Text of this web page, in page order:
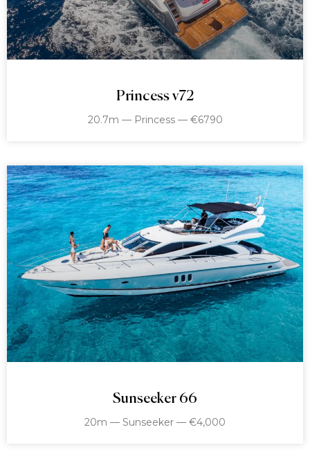
Princess v72
20.7m — Princess — €6790
Sunseeker 66
20m — Sunseeker — €4,000